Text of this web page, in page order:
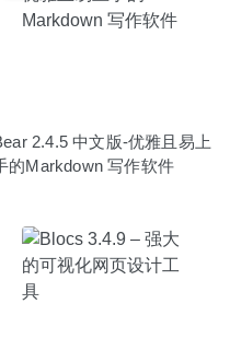
2.4.5 中文版-优雅且易上
的Markdown 写作软件